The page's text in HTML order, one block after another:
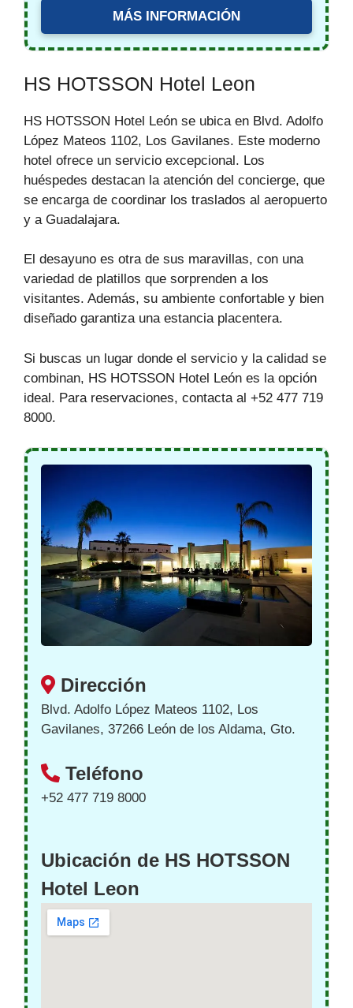
MÁS INFORMACIÓN
HS HOTSSON Hotel Leon
HS HOTSSON Hotel León se ubica en Blvd. Adolfo
López Mateos 1102, Los Gavilanes. Este moderno
hotel ofrece un servicio excepcional. Los
huéspedes destacan la atención del concierge, que
se encarga de coordinar los traslados al aeropuerto
y a Guadalajara.
El desayuno es otra de sus maravillas, con una
variedad de platillos que sorprenden a los
visitantes. Además, su ambiente confortable y bien
diseñado garantiza una estancia placentera.
Si buscas un lugar donde el servicio y la calidad se
combinan, HS HOTSSON Hotel León es la opción
ideal. Para reservaciones, contacta al +52 477 719
8000.
Dirección
Blvd. Adolfo López Mateos 1102, Los
Gavilanes, 37266 León de los Aldama, Gto.
Teléfono
+52 477 719 8000
Ubicación de HS HOTSSON
Hotel Leon